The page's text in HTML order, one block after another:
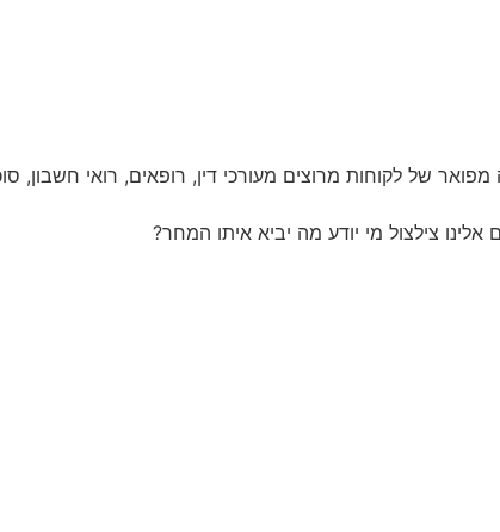
של לקוחות מרוצים מעורכי דין, רופאים, רואי חשבון,
צילצול מי יודע מה יביא איתו המחר?